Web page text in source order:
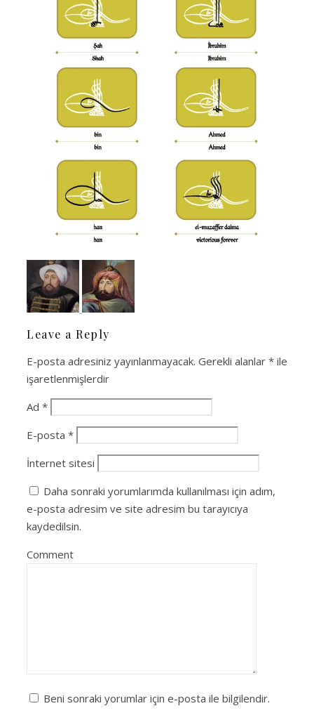
Leave a Reply
E-posta adresiniz yayınlanmayacak. Gerekli alanlar * ile
işaretlenmişlerdir
Ad *
E-posta *
İnternet sitesi
Daha sonraki yorumlarımda kullanılması için adım,
e-posta adresim ve site adresim bu tarayıcıya
kaydedilsin.
Comment
Beni sonraki yorumlar için e-posta ile bilgilendir.